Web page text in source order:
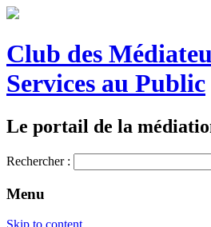
Club des
Services au Public
Le portail de la
Rechercher :
Menu